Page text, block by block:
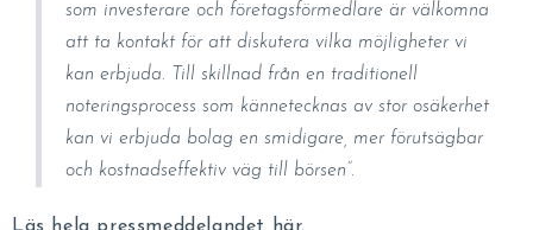
som investerare och företagsförmedlare är välkomna
att ta kontakt för att diskutera vilka möjligheter vi
kan erbjuda. Till skillnad från en traditionell
noteringsprocess som kännetecknas av stor osäkerhet
kan vi erbjuda bolag en smidigare, mer förutsägbar
och kostnadseffektiv väg till börsen”.